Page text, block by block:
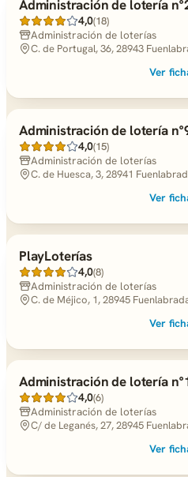
Administración de lotería
4,0(18)
Administración de loterías
C. de Portugal, 36, 28943
Ver
Administración de lotería
4,0(15)
Administración de loterías
C. de Huesca, 3, 28941
Ver
PlayLoterías
4,0(8)
Administración de loterías
C. de Méjico, 1, 28945
Ver
Administración de lotería
4,0(6)
Administración de loterías
C/ de Leganés, 27, 28945
Ver